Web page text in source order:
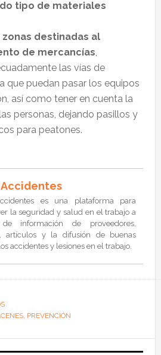
tipo de materiales
zonas destinadas al
de mercancías,
las vías de
que puedan pasar los equipos
así como tener en cuenta la
personas, dejando pasillos y
para peatones.
Accidentes
es una plataforma para
la seguridad y salud en el trabajo a
información de proveedores,
artículos y la difusión de buenas
accidentes y lesiones en el trabajo.
, PREVENCIÓN